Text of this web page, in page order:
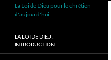
La Loi de Dieu pour le chrétien
d'aujourd'hui
LA LOI DE DIEU :
INTRODUCTION